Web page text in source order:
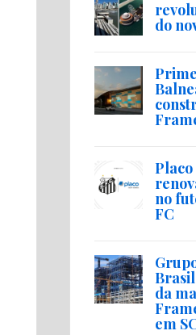
do
no
FC
da
em